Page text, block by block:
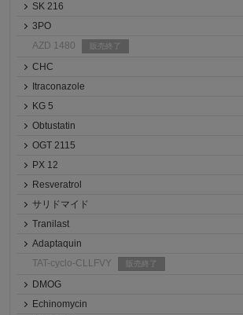
SK 216
3PO
AZD 1480
販売終了
CHC
Itraconazole
KG 5
Obtustatin
OGT 2115
PX 12
Resveratrol
サリドマイド
Tranilast
Adaptaquin
TAT-cyclo-CLLFVY
販売終了
DMOG
Echinomycin